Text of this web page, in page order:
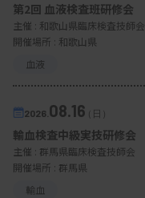
第2回 血液検査班研修会
主催 : 和歌山県臨床検査技師会
開催場所 : 和歌山県
血液
2026. 08.16（日）
輸血検査中級実技研修会
主催 : 群馬県臨床検査技師会
開催場所 : 群馬県
輸血